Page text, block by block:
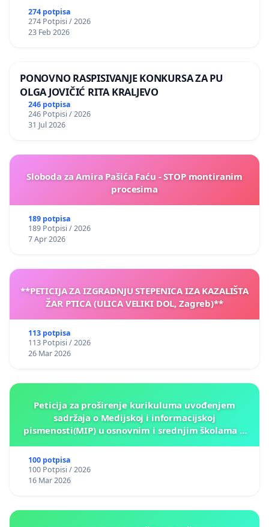
274 potpisa
274 Potpisi / 2026
23 Feb 2026
PONOVNO RASPISIVANJE KONKURSA ZA PU
OLGA JOVIČIĆ RITA KRALJEVO
246 potpisa
246 Potpisi / 2026
31 Jul 2026
Sloboda za Amira Pašića Faću - STOP montiranim
procesima
189 potpisa
189 Potpisi / 2026
7 Apr 2026
**PETICIJA ZA IZGRADNJU STEPENICA IZA KAZALIŠTA
ŽAR PTICA (ULICA VELIKI DOL, Zagreb)**
113 potpisa
113 Potpisi / 2026
26 Mar 2026
Peticija za proširenje kurikuluma uvođenjem
sadržaja o Medijskoj i informacijskoj
pismenosti(MIP) u osnovnim i srednjim školama u
100 potpisa
100 Potpisi / 2026
16 Mar 2026